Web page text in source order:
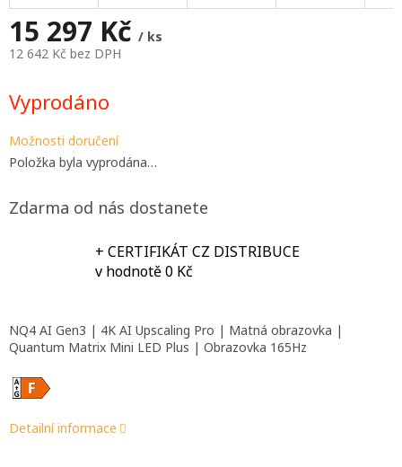
15 297 Kč / ks
12 642 Kč bez DPH
cena:
Vyprodáno
Možnosti doručení
Položka byla vyprodána…
Zdarma od nás dostanete
+ CERTIFIKÁT CZ DISTRIBUCE
v hodnotě 0 Kč
NQ4 AI Gen3 | 4K AI Upscaling Pro | Matná obrazovka |
Quantum Matrix Mini LED Plus | Obrazovka 165Hz
Detailní informace